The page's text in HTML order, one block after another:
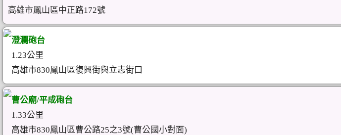
高雄市鳳山區中正路172號
澄瀾砲台
1.23公里
高雄市830鳳山區復興街與立志街口
曹公廟/平成砲台
1.33公里
高雄市830鳳山區曹公路25之3號(曹公國小對面)